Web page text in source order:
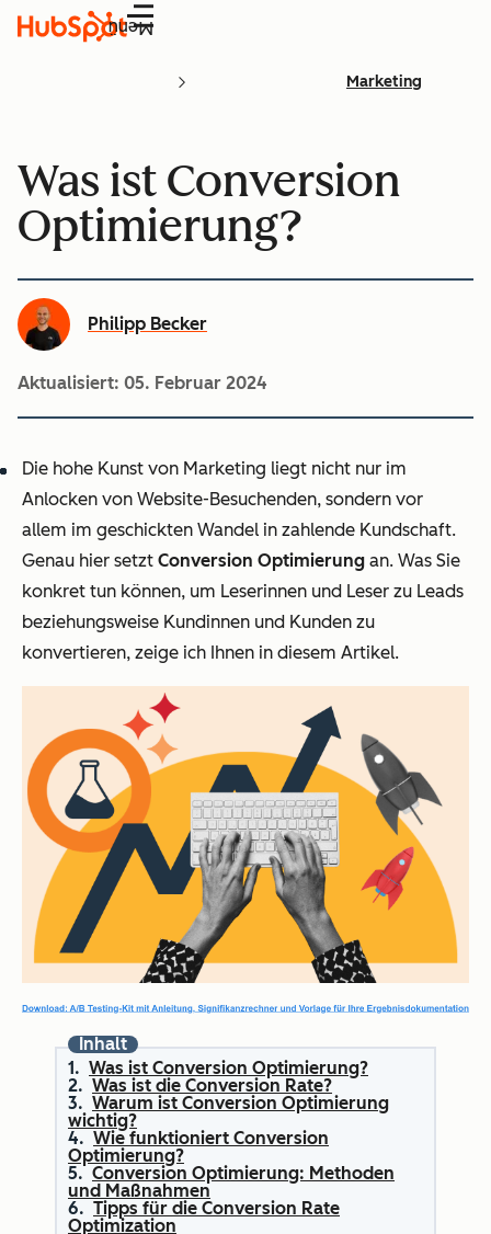
Menü
Marketing
Was ist Conversion
Optimierung?
Philipp Becker
Aktualisiert: 05. Februar 2024
Die hohe Kunst von Marketing liegt nicht nur im
Anlocken von Website-Besuchenden, sondern vor
allem im geschickten Wandel in zahlende Kundschaft.
Genau hier setzt Conversion Optimierung an. Was Sie
konkret tun können, um Leserinnen und Leser zu Leads
beziehungsweise Kundinnen und Kunden zu
konvertieren, zeige ich Ihnen in diesem Artikel.
Inhalt
Was ist Conversion Optimierung?
Was ist die Conversion Rate?
Warum ist Conversion Optimierung
wichtig?
Wie funktioniert Conversion
Optimierung?
Conversion Optimierung: Methoden
und Maßnahmen
Tipps für die Conversion Rate
Optimization